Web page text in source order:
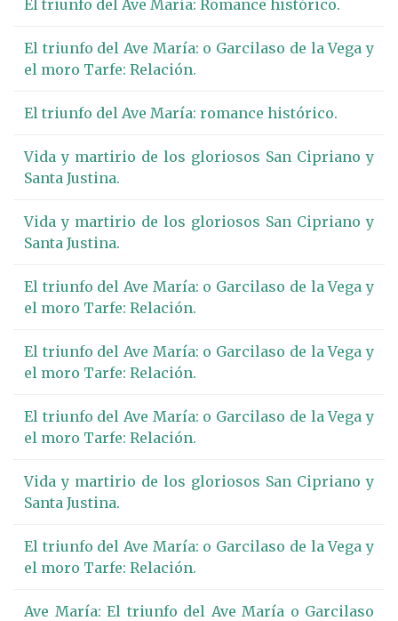
El triunfo del Ave María: Romance histórico.
El triunfo del Ave María: o Garcilaso de la Vega y
el moro Tarfe: Relación.
El triunfo del Ave María: romance histórico.
Vida y martirio de los gloriosos San Cipriano y
Santa Justina.
Vida y martirio de los gloriosos San Cipriano y
Santa Justina.
El triunfo del Ave María: o Garcilaso de la Vega y
el moro Tarfe: Relación.
El triunfo del Ave María: o Garcilaso de la Vega y
el moro Tarfe: Relación.
El triunfo del Ave María: o Garcilaso de la Vega y
el moro Tarfe: Relación.
Vida y martirio de los gloriosos San Cipriano y
Santa Justina.
El triunfo del Ave María: o Garcilaso de la Vega y
el moro Tarfe: Relación.
Ave María: El triunfo del Ave María o Garcilaso